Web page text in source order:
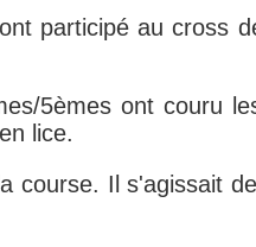
participé au cross
5èmes ont couru
lice.
course. Il s'agissait